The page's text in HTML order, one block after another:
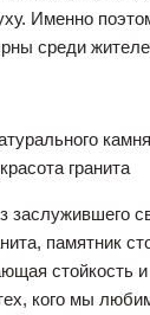
Именно
среди
гранита
заслужившего
памятник
стойкость
кого мы